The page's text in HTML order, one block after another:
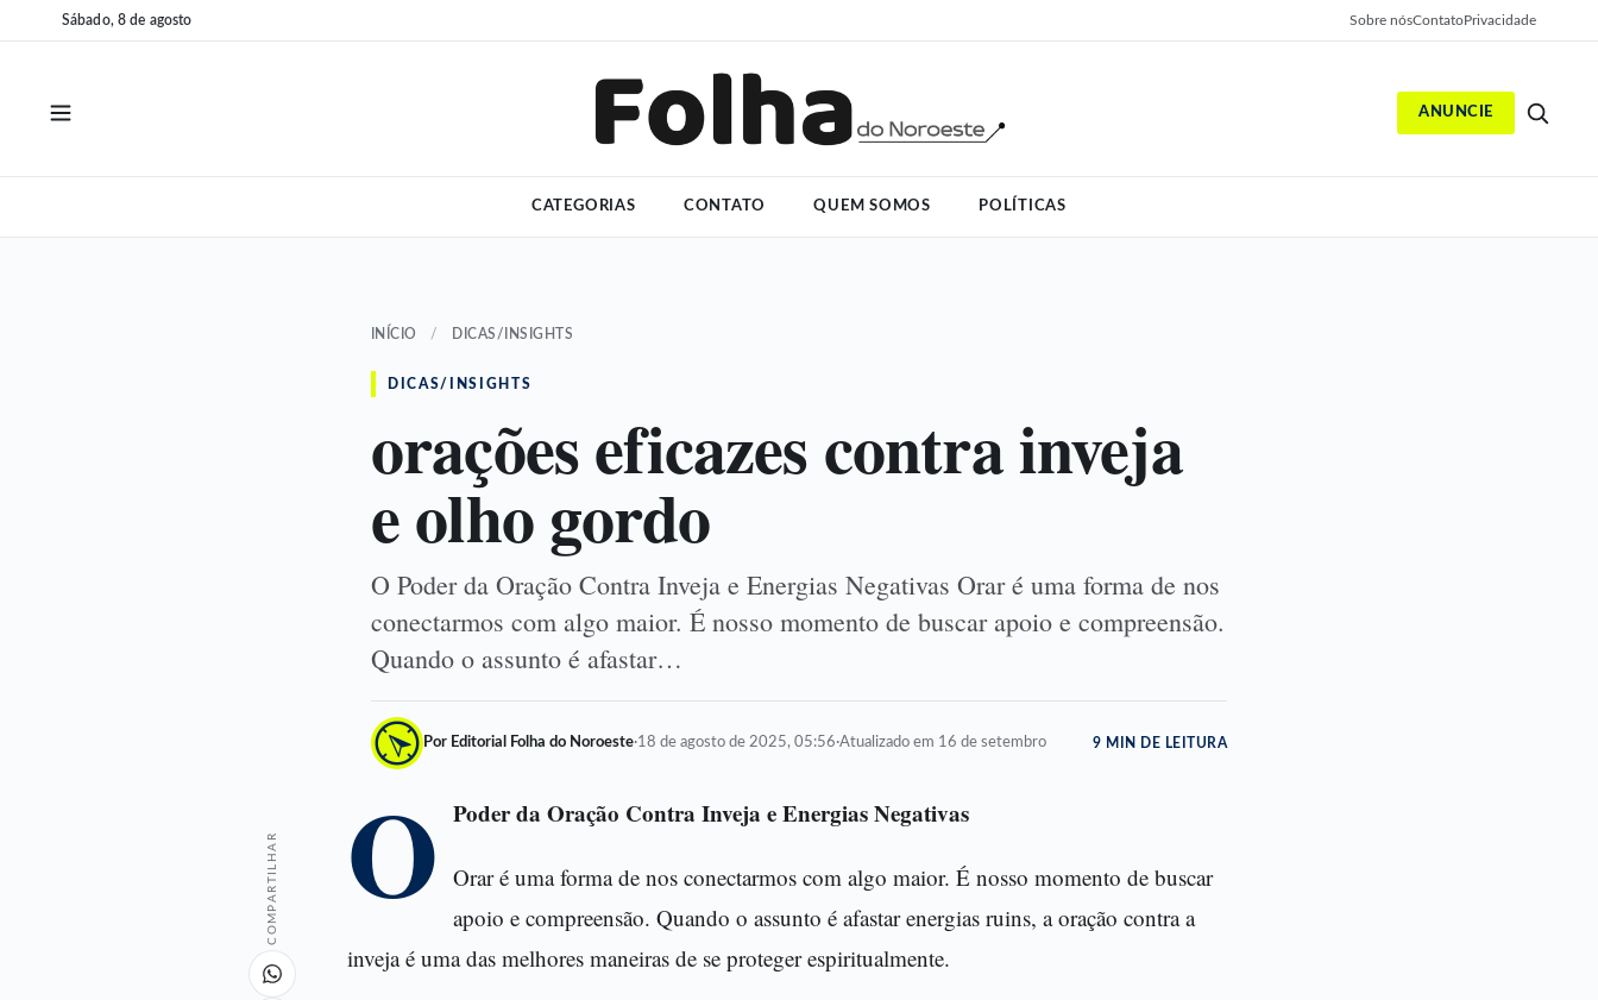
para
para
Sábado, 8 de agosto Sobre nósContatoPrivacidade
ANUNCIE
CATEGORIAS CONTATO QUEM SOMOS POLÍTICAS
INÍCIO / DICAS/INSIGHTS
DICAS/INSIGHTS
orações eficazes contra inveja
e olho gordo
O Poder da Oração Contra Inveja e Energias Negativas Orar é uma forma de nos
conectarmos com algo maior. É nosso momento de buscar apoio e compreensão.
Quando o assunto é afastar…
Por Editorial Folha do Noroeste·18 de agosto de 2025, 05:56·Atualizado em 16 de setembro 9 MIN DE LEITURA
COMPARTILHAR O Poder da Oração Contra Inveja e Energias Negativas
Orar é uma forma de nos conectarmos com algo maior. É nosso momento de buscar
apoio e compreensão. Quando o assunto é afastar energias ruins, a oração contra a
inveja é uma das melhores maneiras de se proteger espiritualmente.